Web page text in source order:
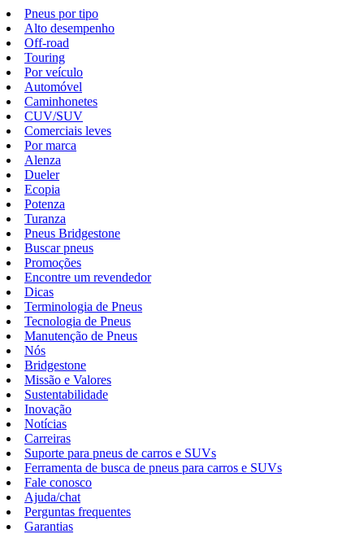
Pneus por tipo
Alto desempenho
Off-road
Touring
Por veículo
Automóvel
Caminhonetes
CUV/SUV
Comerciais leves
Por marca
Alenza
Dueler
Ecopia
Potenza
Turanza
Pneus Bridgestone
Buscar pneus
Promoções
Encontre um revendedor
Dicas
Terminologia de Pneus
Tecnologia de Pneus
Manutenção de Pneus
Nós
Bridgestone
Missão e Valores
Sustentabilidade
Inovação
Notícias
Carreiras
Suporte para pneus de carros e SUVs
Ferramenta de busca de pneus para carros e SUVs
Fale conosco
Ajuda/chat
Perguntas frequentes
Garantias